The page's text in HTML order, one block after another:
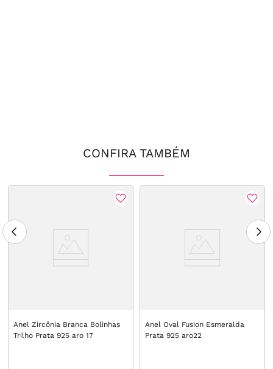
CONFIRA TAMBÉM
Anel Zircônia Branca Bolinhas
Trilho Prata 925 aro 17
Anel Oval Fusion Esmeralda
Prata 925 aro22